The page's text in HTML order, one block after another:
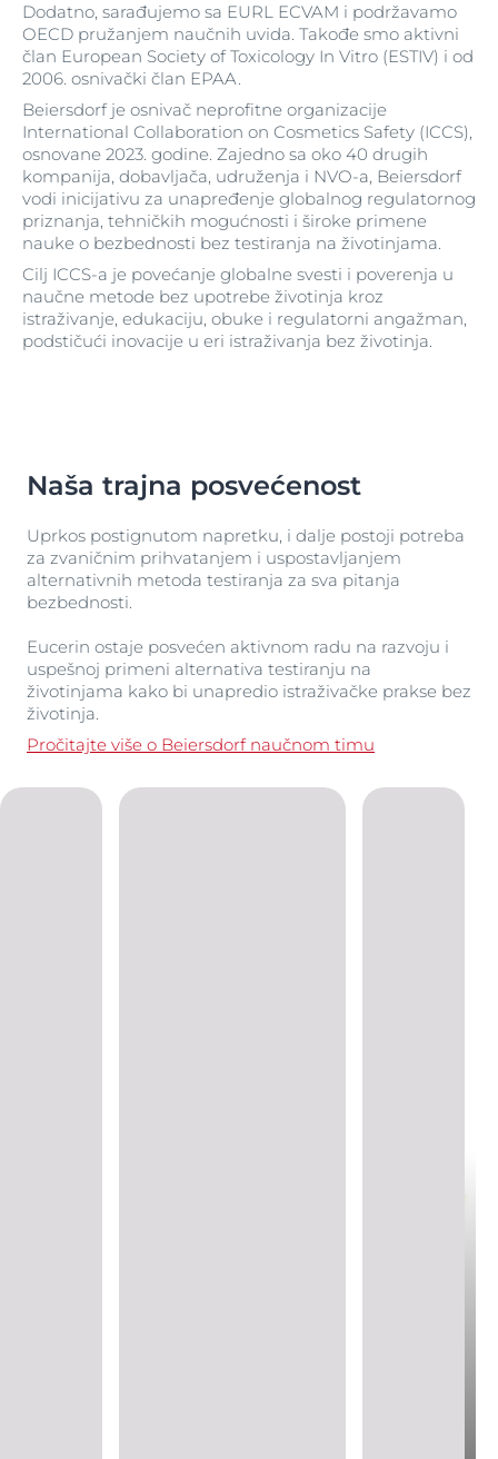
Dodatno, sarađujemo sa EURL ECVAM i podržavamo
OECD pružanjem naučnih uvida. Takođe smo aktivni
član European Society of Toxicology In Vitro (ESTIV) i od
2006. osnivački član EPAA.
Beiersdorf je osnivač neprofitne organizacije
International Collaboration on Cosmetics Safety (ICCS),
osnovane 2023. godine. Zajedno sa oko 40 drugih
kompanija, dobavljača, udruženja i NVO-a, Beiersdorf
vodi inicijativu za unapređenje globalnog regulatornog
priznanja, tehničkih mogućnosti i široke primene
nauke o bezbednosti bez testiranja na životinjama.
Cilj ICCS-a je povećanje globalne svesti i poverenja u
naučne metode bez upotrebe životinja kroz
istraživanje, edukaciju, obuke i regulatorni angažman,
podstičući inovacije u eri istraživanja bez životinja.
Naša trajna posvećenost
Uprkos postignutom napretku, i dalje postoji potreba
za zvaničnim prihvatanjem i uspostavljanjem
alternativnih metoda testiranja za sva pitanja
bezbednosti.
Eucerin ostaje posvećen aktivnom radu na razvoju i
uspešnoj primeni alternativa testiranju na
životinjama kako bi unapredio istraživačke prakse bez
životinja.
Pročitajte više o Beiersdorf naučnom timu